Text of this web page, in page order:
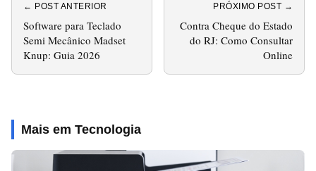
← POST ANTERIOR
Software para Teclado
Semi Mecânico Madset
Knup: Guia 2026
PRÓXIMO POST →
Contra Cheque do Estado
do RJ: Como Consultar
Online
Mais em Tecnologia